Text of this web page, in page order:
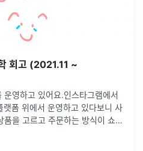
회고 (2021.11 ~
영하고 있어요.인스타그램에서
폼 위에서 운영하고 있다보니 사
을 고르고 주문하는 방식이 쇼핑